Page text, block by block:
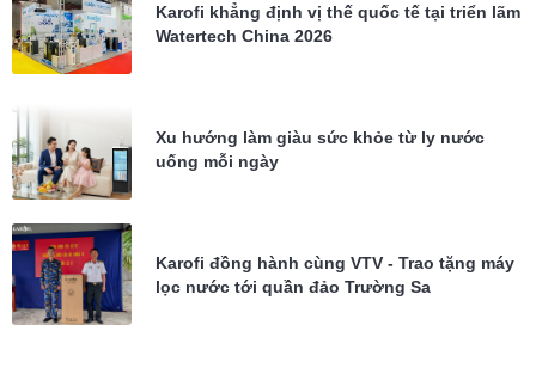
Karofi khẳng định vị thế quốc tế tại triển lãm
Watertech China 2026
Xu hướng làm giàu sức khỏe từ ly nước
uống mỗi ngày
Karofi đồng hành cùng VTV - Trao tặng máy
lọc nước tới quần đảo Trường Sa